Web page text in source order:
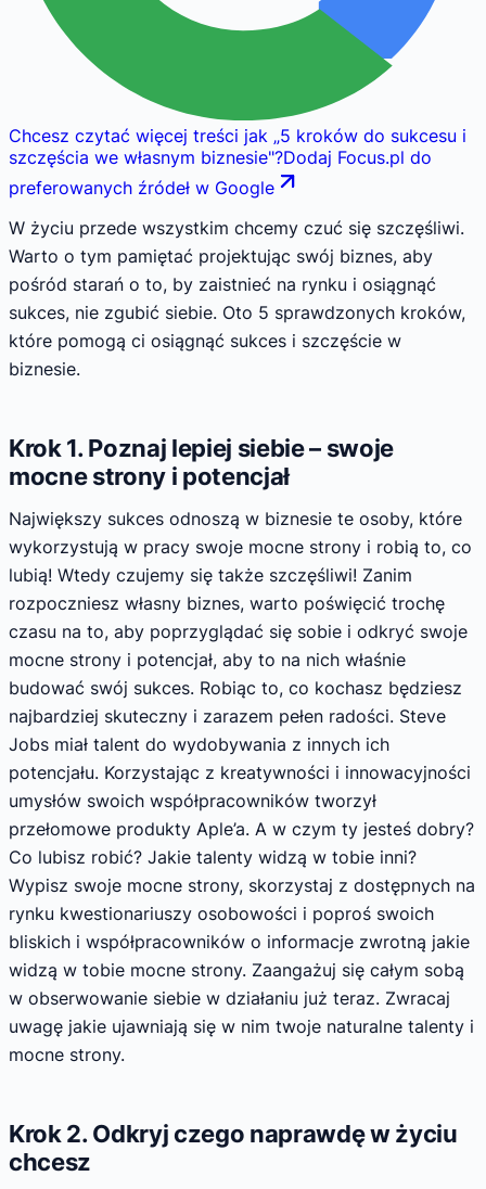
Chcesz czytać więcej treści jak „5 kroków do sukcesu i
szczęścia we własnym biznesie"?Dodaj Focus.pl do
preferowanych źródeł w Google
W życiu przede wszystkim chcemy czuć się szczęśliwi.
Warto o tym pamiętać projektując swój biznes, aby
pośród starań o to, by zaistnieć na rynku i osiągnąć
sukces, nie zgubić siebie. Oto 5 sprawdzonych kroków,
które pomogą ci osiągnąć sukces i szczęście w
biznesie.
Krok 1. Poznaj lepiej siebie – swoje
mocne strony i potencjał
Największy sukces odnoszą w biznesie te osoby, które
wykorzystują w pracy swoje mocne strony i robią to, co
lubią! Wtedy czujemy się także szczęśliwi! Zanim
rozpoczniesz własny biznes, warto poświęcić trochę
czasu na to, aby poprzyglądać się sobie i odkryć swoje
mocne strony i potencjał, aby to na nich właśnie
budować swój sukces. Robiąc to, co kochasz będziesz
najbardziej skuteczny i zarazem pełen radości. Steve
Jobs miał talent do wydobywania z innych ich
potencjału. Korzystając z kreatywności i innowacyjności
umysłów swoich współpracowników tworzył
przełomowe produkty Aple’a. A w czym ty jesteś dobry?
Co lubisz robić? Jakie talenty widzą w tobie inni?
Wypisz swoje mocne strony, skorzystaj z dostępnych na
rynku kwestionariuszy osobowości i poproś swoich
bliskich i współpracowników o informacje zwrotną jakie
widzą w tobie mocne strony. Zaangażuj się całym sobą
w obserwowanie siebie w działaniu już teraz. Zwracaj
uwagę jakie ujawniają się w nim twoje naturalne talenty i
mocne strony.
Krok 2. Odkryj czego naprawdę w życiu
chcesz